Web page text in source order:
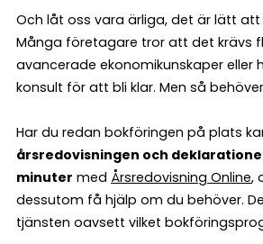
Och låt oss vara ärliga, det är lätt
Många företagare tror att det krävs
avancerade ekonomikunskaper eller
konsult för att bli klar. Men så
Har du redan bokföringen på plats
årsredovisningen och
minuter med Årsredovisning Online,
dessutom få hjälp om du behöver.
tjänsten oavsett vilket